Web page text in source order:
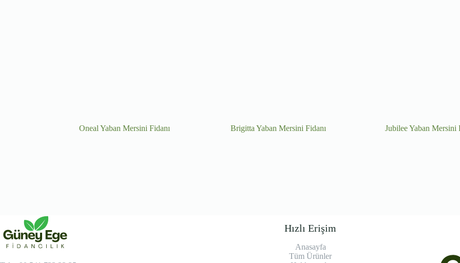
Oneal Yaban Mersini Fidanı Brigitta Yaban Mersini Fidanı Jubilee Yaban Mersini
Hızlı Erişim
Anasayfa
Tüm Ürünler